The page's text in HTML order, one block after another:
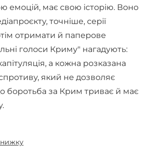
емоцій, має свою історію. Воно
точніше, серії
отримати й паперове
голоси Криму" нагадують:
а кожна розказана
який не дозволяє
боротьба за Крим триває й має